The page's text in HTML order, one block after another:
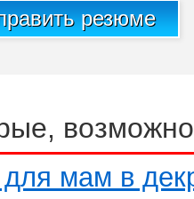
резюме
мам в